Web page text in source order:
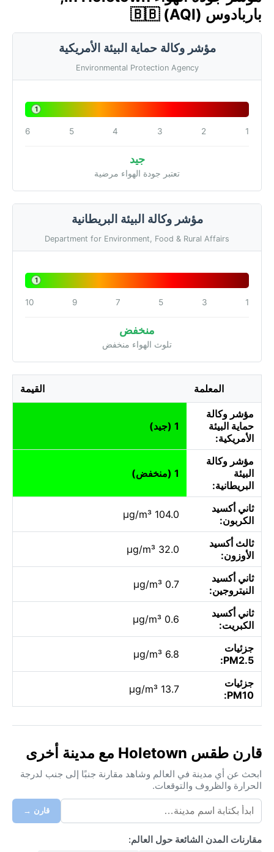
باربادوس 🇧🇧 (AQI)
مؤشر وكالة حماية البيئة الأمريكية
Environmental Protection Agency
1
1
2
3
4
5
6
جيد
تعتبر جودة الهواء مرضية
مؤشر وكالة البيئة البريطانية
Department for Environment, Food & Rural Affairs
1
1
3
5
7
9
10
منخفض
تلوث الهواء منخفض
المعلمة القيمة
مؤشر وكالة
حماية البيئة
الأمريكية:
1 (جيد)
مؤشر وكالة
البيئة
البريطانية:
1 (منخفض)
ثاني أكسيد
الكربون:
104.0 µg/m³
ثالث أكسيد
الأوزون:
32.0 µg/m³
ثاني أكسيد
النيتروجين:
0.7 µg/m³
ثاني أكسيد
الكبريت:
0.6 µg/m³
جزئيات
PM2.5:
6.8 µg/m³
جزئيات
PM10:
13.7 µg/m³
قارن طقس Holetown مع مدينة أخرى
ابحث عن أي مدينة في العالم وشاهد مقارنة جنبًا إلى جنب لدرجة
الحرارة والظروف والتوقعات.
قارن →
مقارنات المدن الشائعة حول العالم: